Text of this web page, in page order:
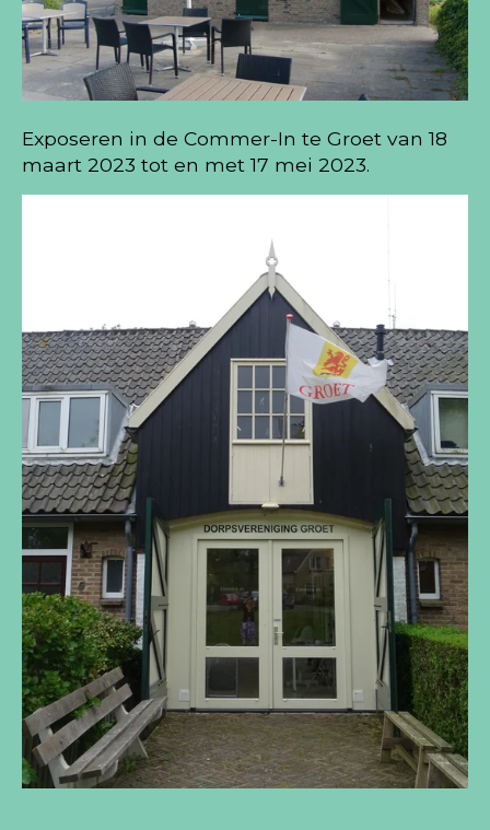
Exposeren in de Commer-In te Groet van 18
maart 2023 tot en met 17 mei 2023.